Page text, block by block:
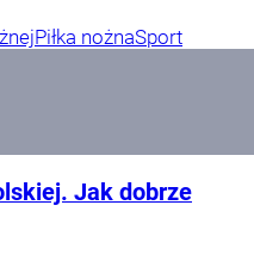
Piłka nożnaSport
Jak dobrze